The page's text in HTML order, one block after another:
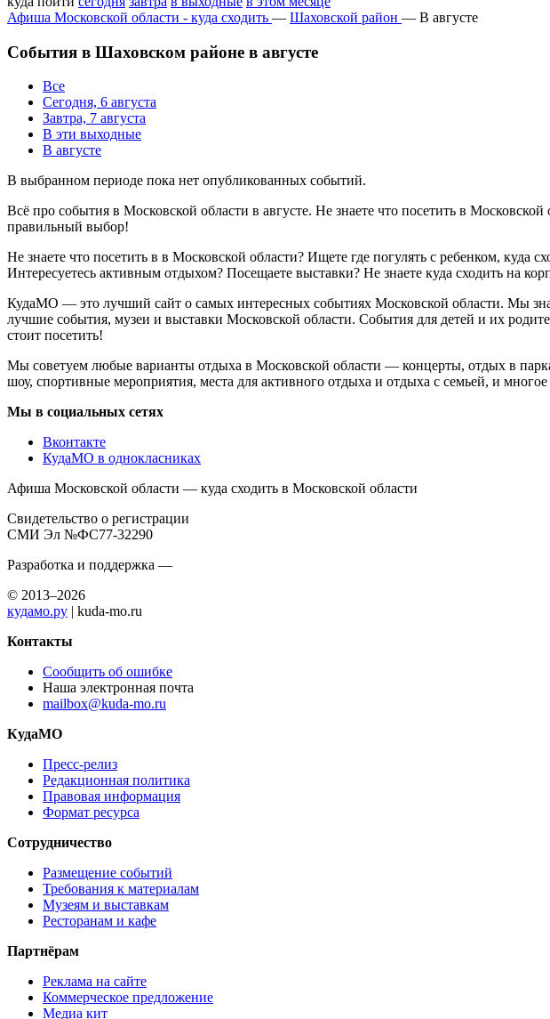
Афиша Московской области - куда сходить — Шаховской район — В августе
События в Шаховском районе в августе
Все
Сегодня, 6 августа
Завтра, 7 августа
В эти выходные
В августе
В выбранном периоде пока нет опубликованных событий.
Всё про события в Московской области в августе. Не знаете что посетить в
правильный выбор!
Не знаете что посетить в в Московской области? Ищете где погулять с ребенком,
Интересуетесь активным отдыхом? Посещаете выставки? Не знаете куда сходить на
КудаМО — это лучший сайт о самых интересных событиях Московской области. Мы
лучшие события, музеи и выставки Московской области. События для детей и их
стоит посетить!
Мы советуем любые варианты отдыха в Московской области — концерты, отдых в
шоу, спортивные мероприятия, места для активного отдыха и отдыха с семьей, и многое
Мы в социальных сетях
Вконтакте
КудаМО в однокласниках
Афиша Московской области — куда сходить в Московской области
Свидетельство о регистрации
СМИ Эл №ФС77-32290
Разработка и поддержка —
© 2013–2026
кудамо.ру | kuda-mo.ru
Контакты
Сообщить об ошибке
Наша электронная почта
mailbox@kuda-mo.ru
КудаМО
Пресс-релиз
Редакционная политика
Правовая информация
Формат ресурса
Сотрудничество
Размещение событий
Требования к материалам
Музеям и выставкам
Ресторанам и кафе
Партнёрам
Реклама на сайте
Коммерческое предложение
Медиа кит